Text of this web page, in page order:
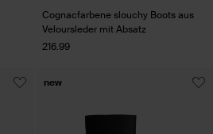
Cognacfarbene slouchy Boots aus
Veloursleder mit Absatz
216.99
new